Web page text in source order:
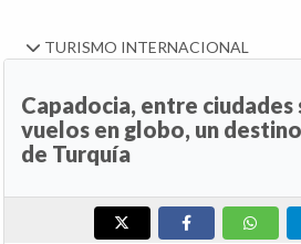
TURISMO INTERNACIONAL
Capadocia, entre
vuelos en globo, un
de Turquía